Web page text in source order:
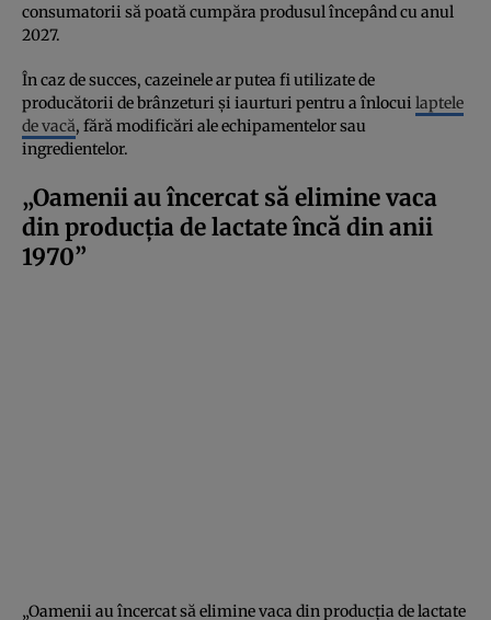
consumatorii să poată cumpăra produsul începând cu anul
2027.
În caz de succes, cazeinele ar putea fi utilizate de
producătorii de brânzeturi și iaurturi pentru a înlocui laptele
de vacă, fără modificări ale echipamentelor sau
ingredientelor.
„Oamenii au încercat să elimine vaca
din producția de lactate încă din anii
1970”
„Oamenii au încercat să elimine vaca din producția de lactate